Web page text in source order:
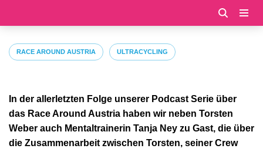
Inhalt
springen
RACE AROUND AUSTRIA ULTRACYCLING
In der allerletzten Folge unserer Podcast Serie über
das Race Around Austria haben wir neben Torsten
Weber auch Mentaltrainerin Tanja Ney zu Gast, die über
die Zusammenarbeit zwischen Torsten, seiner Crew